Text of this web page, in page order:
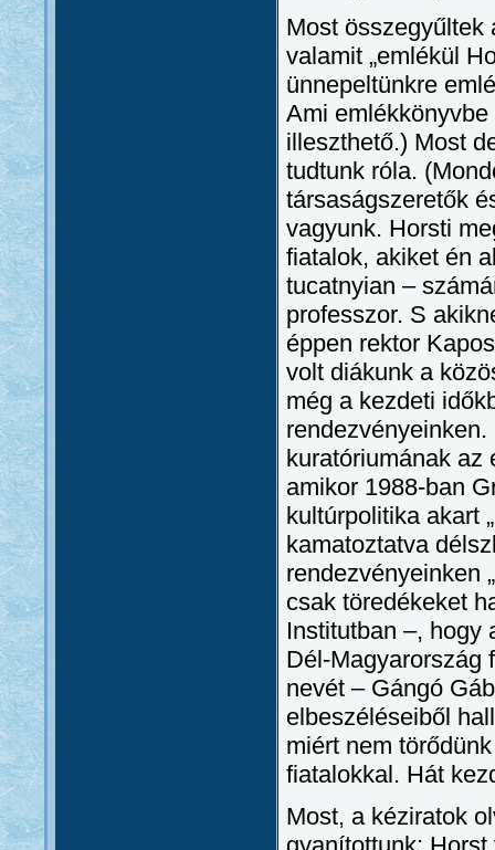
Most összegyűltek
valamit „emlékül
ünnepeltünkre
Ami
illeszthető.) Most
tudtunk róla.
társaságszeretők
vagyunk. Horsti
fiatalok, akiket én
tucatnyian –
professzor. S
éppen rektor
volt diákunk a
még a kezdeti
kuratóriumának az
amikor 1988-ban
kultúrpolitika akart
kamatoztatva
rendezvényeinken
csak töredékeket
Institutban –, hogy
Dél-Magyarország
nevét – Gángó
elbeszéléseiből
miért nem
fiatalokkal. Hát
Most, a kéziratok